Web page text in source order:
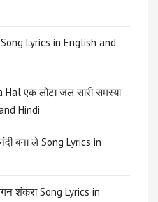
Lyrics in English and
एक लोटा जल सारी समस्या
Hindi
बना ले Song Lyrics in
शंकरा Song Lyrics in